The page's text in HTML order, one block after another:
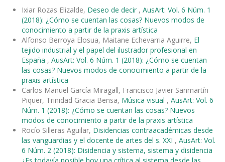
Ixiar Rozas Elizalde, Deseo de decir , AusArt: Vol. 6 Núm. 1
(2018): ¿Cómo se cuentan las cosas? Nuevos modos de
conocimiento a partir de la praxis artística
Alfonso Berroya Elosua, Maitane Echevarria Aguirre, El
tejido industrial y el papel del ilustrador profesional en
España , AusArt: Vol. 6 Núm. 1 (2018): ¿Cómo se cuentan
las cosas? Nuevos modos de conocimiento a partir de la
praxis artística
Carlos Manuel García Miragall, Francisco Javier Sanmartín
Piquer, Trinidad Gracia Bensa, Música visual , AusArt: Vol. 6
Núm. 1 (2018): ¿Cómo se cuentan las cosas? Nuevos
modos de conocimiento a partir de la praxis artística
Rocío Silleras Aguilar, Disidencias contraacadémicas desde
las vanguardias y el docente de artes del s. XXI , AusArt: Vol.
6 Núm. 2 (2018): Disidencia y sistema, sistema y disidencia